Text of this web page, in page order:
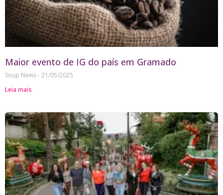
Maior evento de IG do país em Gramado
Soup News 21/05/2025
Leia mais